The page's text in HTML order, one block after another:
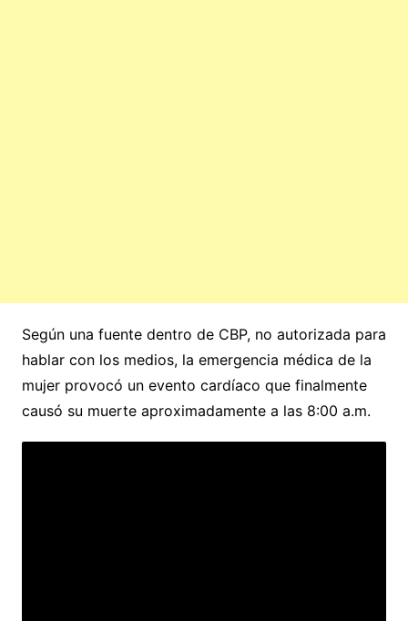
Según una fuente dentro de CBP, no autorizada para
hablar con los medios, la emergencia médica de la
mujer provocó un evento cardíaco que finalmente
causó su muerte aproximadamente a las 8:00 a.m.